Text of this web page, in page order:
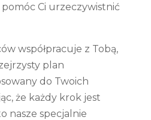
Ci urzeczywistnić
współpracuje z Tobą,
plan
do Twoich
że każdy krok jest
nasze specjalnie